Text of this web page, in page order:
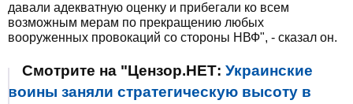
давали адекватную оценку и прибегали ко всем
возможным мерам по прекращению любых
вооруженных провокаций со стороны НВФ", - сказал он.
Смотрите на "Цензор.НЕТ: Украинские
воины заняли стратегическую высоту в